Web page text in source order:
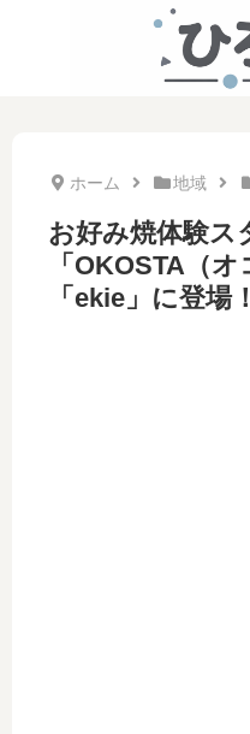
ホーム 地域
お好み焼体験ス
「OKOSTA（
「ekie」に登場